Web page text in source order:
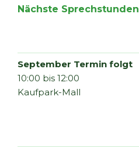
Nächste Sprechstunden
September Termin folgt
10:00 bis 12:00
Kaufpark-Mall